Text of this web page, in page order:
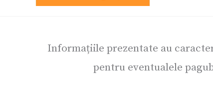
Informațiile prezentate au
pentru eventualele